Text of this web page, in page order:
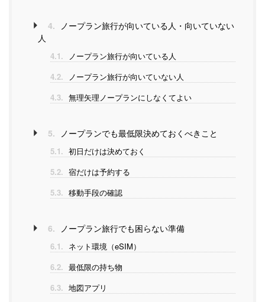
4.
ノープラン旅行が向いている人・向いていない
人
4.1.
ノープラン旅行が向いている人
4.2.
ノープラン旅行が向いていない人
4.3. 無理矢理ノープランにしなくてよい
5. ノープランでも最低限決めておくべきこと
5.1. 初日だけは決めておく
5.2. 宿だけは予約する
5.3. 移動手段の確認
6. ノープラン旅行でも困らない準備
6.1. ネット環境（eSIM）
6.2. 最低限の持ち物
6.3. 地図アプリ